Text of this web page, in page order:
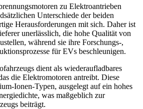
zu Elektroantrieben
Unterschiede der beiden
Herausforderungen mit sich. Daher ist
unerlässlich, die hohe Qualität von
während sie ihre Forschungs-,
für EVs beschleunigen.
dient als wiederaufladbares
die Elektromotoren antreibt. Diese
Ionen-Typen, ausgelegt auf ein hohes
was maßgeblich zur
beiträgt.